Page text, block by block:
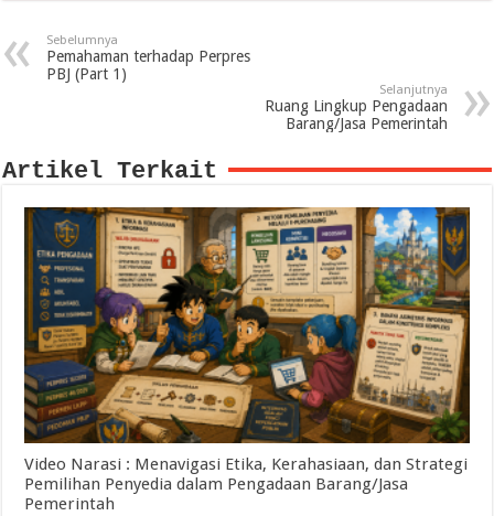
Sebelumnya
Pemahaman terhadap Perpres
PBJ (Part 1)
Selanjutnya
Ruang Lingkup Pengadaan
Barang/Jasa Pemerintah
Artikel Terkait
Video Narasi : Menavigasi Etika, Kerahasiaan, dan Strategi
Pemilihan Penyedia dalam Pengadaan Barang/Jasa
Pemerintah